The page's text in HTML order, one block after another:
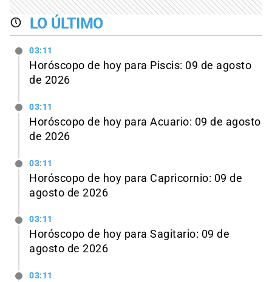
LO ÚLTIMO
03:11
Horóscopo de hoy para Piscis: 09 de agosto
de 2026
03:11
Horóscopo de hoy para Acuario: 09 de agosto
de 2026
03:11
Horóscopo de hoy para Capricornio: 09 de
agosto de 2026
03:11
Horóscopo de hoy para Sagitario: 09 de
agosto de 2026
03:11